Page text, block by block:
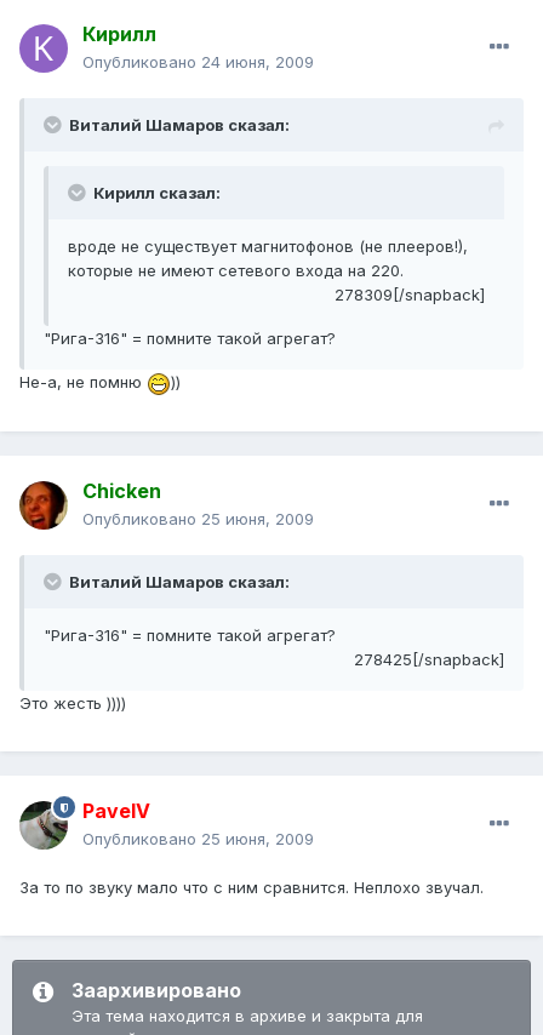
Кирилл
Опубликовано 24 июня, 2009
Виталий Шамаров сказал:
Кирилл сказал:
вроде не существует магнитофонов (не плееров!),
которые не имеют сетевого входа на 220.
278309[/snapback]
"Рига-316" = помните такой агрегат?
Не-а, не помню ))
Chicken
Опубликовано 25 июня, 2009
Виталий Шамаров сказал:
"Рига-316" = помните такой агрегат?
278425[/snapback]
Это жесть ))))
PavelV
Опубликовано 25 июня, 2009
За то по звуку мало что с ним сравнится. Неплохо звучал.
Заархивировано
Эта тема находится в архиве и закрыта для